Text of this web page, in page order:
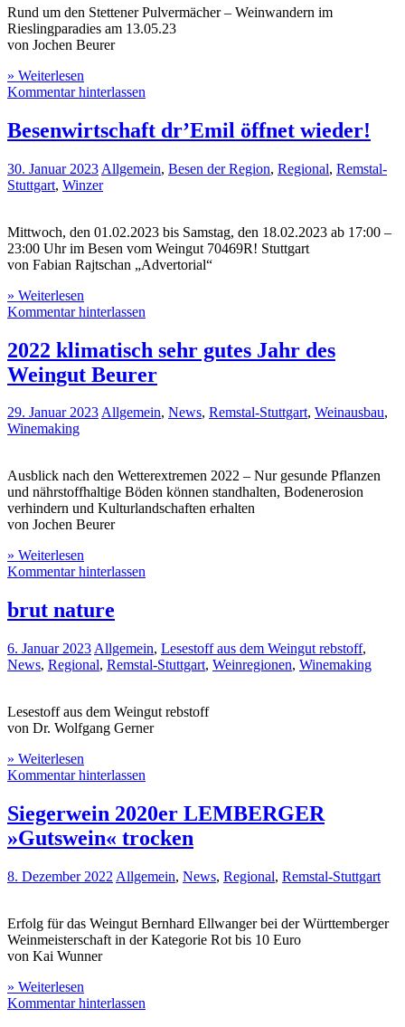
Rund um den Stettener Pulvermächer – Weinwandern im
Rieslingparadies am 13.05.23
von Jochen Beurer
» Weiterlesen
Kommentar hinterlassen
Besenwirtschaft dr’Emil öffnet wieder!
30. Januar 2023 Allgemein, Besen der Region, Regional, Remstal-
Stuttgart, Winzer
Mittwoch, den 01.02.2023 bis Samstag, den 18.02.2023 ab 17:00 –
23:00 Uhr im Besen vom Weingut 70469R! Stuttgart
von Fabian Rajtschan „Advertorial“
» Weiterlesen
Kommentar hinterlassen
2022 klimatisch sehr gutes Jahr des
Weingut Beurer
29. Januar 2023Allgemein, News, Remstal-Stuttgart, Weinausbau,
Winemaking
Ausblick nach den Wetterextremen 2022 – Nur gesunde Pflanzen
und nährstoffhaltige Böden können standhalten, Bodenerosion
verhindern und Kulturlandschaften erhalten
von Jochen Beurer
» Weiterlesen
Kommentar hinterlassen
brut nature
6. Januar 2023 Allgemein, Lesestoff aus dem Weingut rebstoff,
News, Regional, Remstal-Stuttgart, Weinregionen, Winemaking
Lesestoff aus dem Weingut rebstoff
von Dr. Wolfgang Gerner
» Weiterlesen
Kommentar hinterlassen
Siegerwein 2020er LEMBERGER
»Gutswein« trocken
8. Dezember 2022 Allgemein, News, Regional, Remstal-Stuttgart
Erfolg für das Weingut Bernhard Ellwanger bei der Württemberger
Weinmeisterschaft in der Kategorie Rot bis 10 Euro
von Kai Wunner
» Weiterlesen
Kommentar hinterlassen